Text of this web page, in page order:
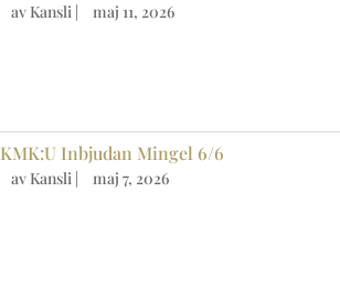
av Kansli | maj 11, 2026
KMK:U Inbjudan Mingel 6/6
av Kansli | maj 7, 2026